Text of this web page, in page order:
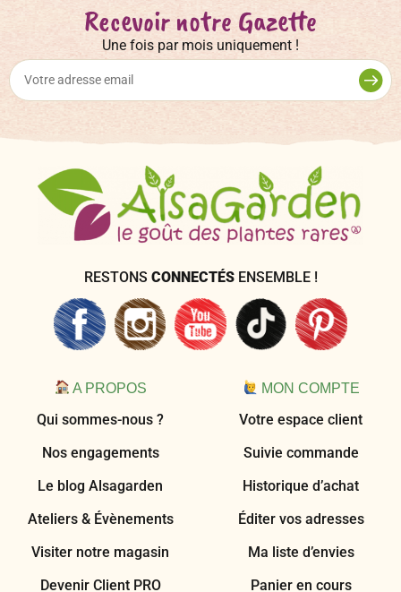
Recevoir notre Gazette
Une fois par mois uniquement !
RESTONS CONNECTÉS ENSEMBLE !
A PROPOS
Qui sommes-nous ?
Nos engagements
Le blog Alsagarden
Ateliers & Évènements
Visiter notre magasin
Devenir Client PRO
MON COMPTE
Votre espace client
Suivie commande
Historique d’achat
Éditer vos adresses
Ma liste d’envies
Panier en cours